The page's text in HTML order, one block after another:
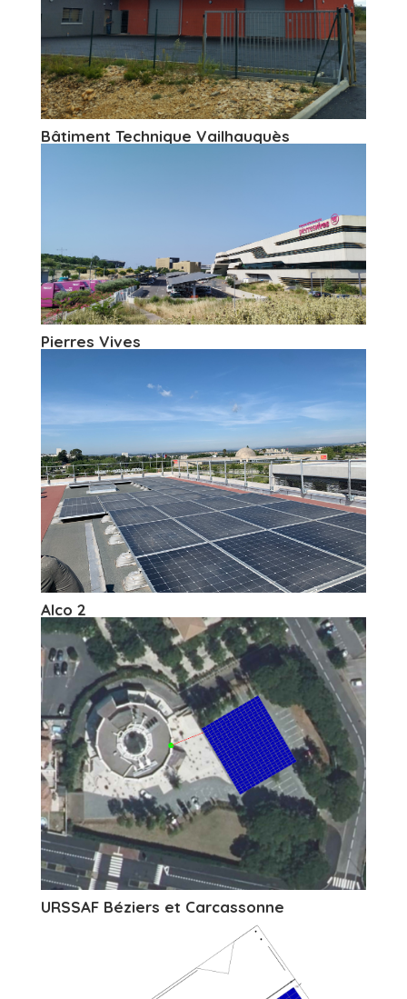
Bâtiment Technique Vailhauquès
Pierres Vives
Alco 2
URSSAF Béziers et Carcassonne